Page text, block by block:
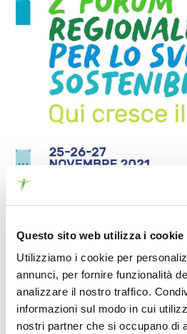
Questo sito web utilizza i cookie
Utilizziamo i cookie per
annunci, per fornire funzionalità
analizzare il nostro traffico.
informazioni sul modo in cui
nostri partner che si occupano di
16 NOVEMBRE 2021
Dal 25 al 27 novembre